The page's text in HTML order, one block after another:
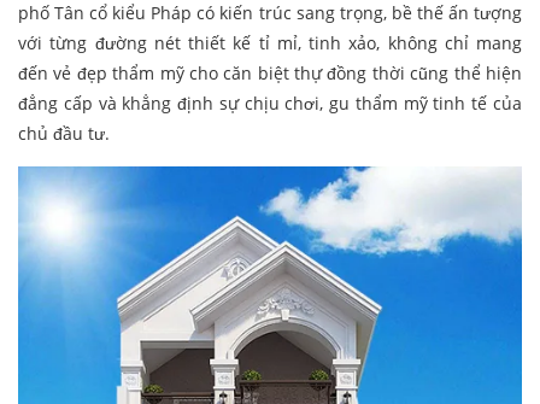
phố Tân cổ kiểu Pháp có kiến trúc sang trọng, bề thế ấn tượng
với từng đường nét thiết kế tỉ mỉ, tinh xảo, không chỉ mang
đến vẻ đẹp thẩm mỹ cho căn biệt thự đồng thời cũng thể hiện
đẳng cấp và khẳng định sự chịu chơi, gu thẩm mỹ tinh tế của
chủ đầu tư.